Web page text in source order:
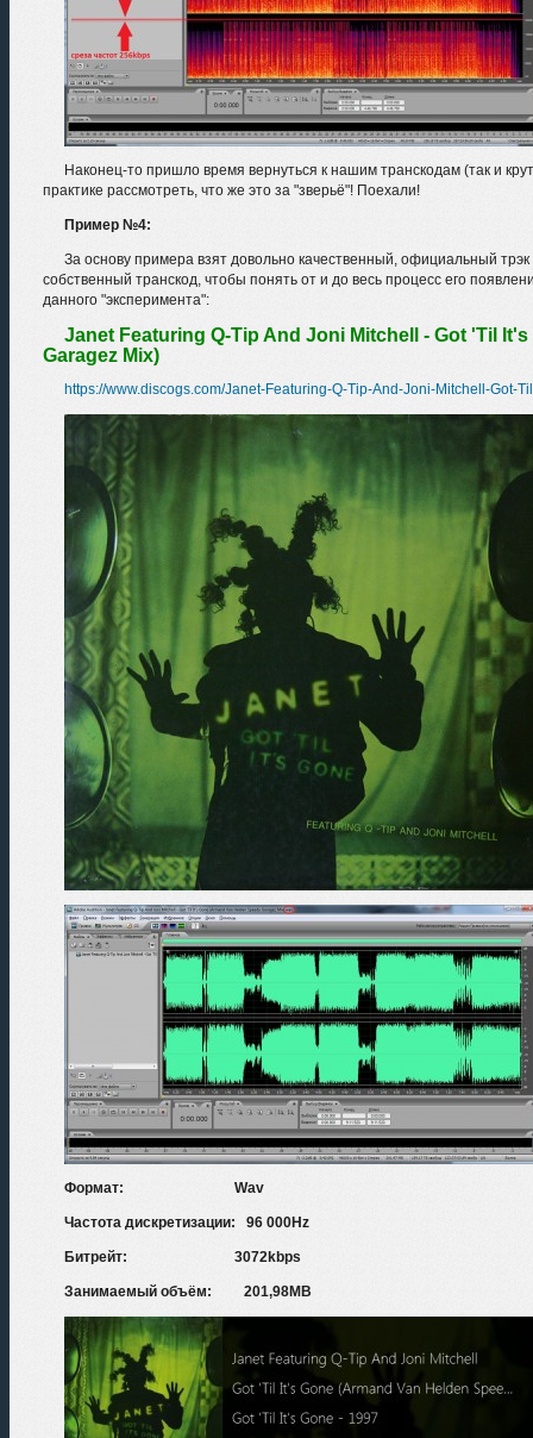
Наконец-то пришло время вернуться к нашим транскодам (так и
практике рассмотреть, что же это за "зверьё"! Поехали!
Пример №4:
За основу примера взят довольно качественный, официальный
собственный транскод, чтобы понять от и до весь процесс его
данного "эксперимента":
Janet Featuring Q-Tip And Joni Mitchell - Got 'Til
Garagez Mix)
https://www.discogs.com/Janet-Featuring-Q-Tip-And-Joni-Mitchell-Got-
Формат: Wav
Частота дискретизации: 96 000Hz
Битрейт: 3072kbps
Занимаемый объём: 201,98MB